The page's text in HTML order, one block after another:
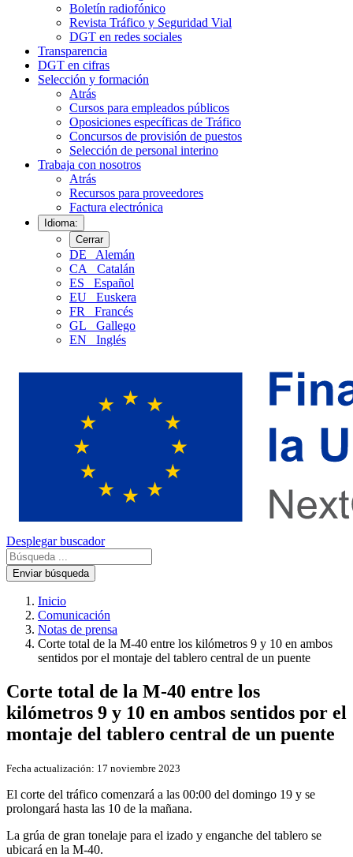
Boletín radiofónico
Revista Tráfico y Seguridad Vial
DGT en redes sociales
Transparencia
DGT en cifras
Selección y formación
Atrás
Cursos para empleados públicos
Oposiciones específicas de Tráfico
Concursos de provisión de puestos
Selección de personal interino
Trabaja con nosotros
Atrás
Recursos para proveedores
Factura electrónica
Idioma:
Cerrar
DE
Alemán
CA
Catalán
ES
Español
EU
Euskera
FR
Francés
GL
Gallego
EN
Inglés
Desplegar buscador
Enviar búsqueda
Inicio
Comunicación
Notas de prensa
Corte total de la M-40 entre los kilómetros 9 y 10 en ambos
sentidos por el montaje del tablero central de un puente
Corte total de la M-40 entre los
kilómetros 9 y 10 en ambos sentidos por el
montaje del tablero central de un puente
Fecha actualización: 17 noviembre 2023
El corte del tráfico comenzará a las 00:00 del domingo 19 y se
prolongará hasta las 10 de la mañana.
La grúa de gran tonelaje para el izado y enganche del tablero se
ubicará en la M-40.